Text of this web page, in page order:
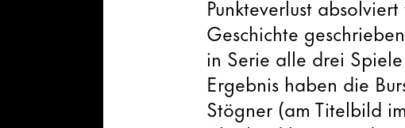
Punkteverlust
Geschichte
in Serie alle drei
Ergebnis haben die
Stögner (am Titelbild